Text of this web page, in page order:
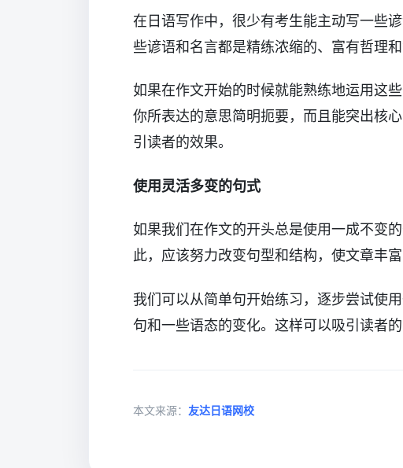
在日语写作中，很少有考生能主动写一些
些谚语和名言都是精练浓缩的、富有哲理和
如果在作文开始的时候就能熟练地运用这
你所表达的意思简明扼要，而且能突出核
引读者的效果。
使用灵活多变的句式
如果我们在作文的开头总是使用一成不变
此，应该努力改变句型和结构，使文章丰富
我们可以从简单句开始练习，逐步尝试使
句和一些语态的变化。这样可以吸引读者
本文来源： 友达日语网校